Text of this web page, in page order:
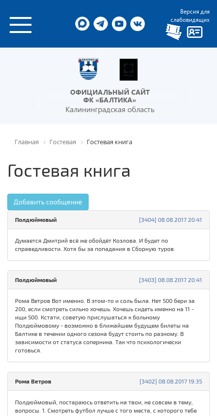
Версия для
слабовидящих
ОФИЦИАЛЬНЫЙ САЙТ
ФК «БАЛТИКА»
Калининградская область
Главная Гостевая Гостевая книга
Гостевая книга
Добавить сообщение
[3404] 08.08.2017 20:41
Полдюймовый
Думается Дмитрий всё же обойдёт Козлова. И будет по
справедливости. Хотя бы за попадания в Сборную туров.
[3403] 08.08.2017 20:41
Полдюймовый
Рома Ветров Вот именно. В этом-то и соль была. Нет 500 бери за
200, если смотреть сильно хочешь. Хочешь сидеть именно на 11 -
ищи 500. Кстати, советую прислушаться к больному
Полдюймовому - возможно в ближайшем будущем билеты на
Балтике в течении одного сезона будут стоить по разному. В
зависимости от статуса соперника. Так что психологически
готовься.
[3402] 08.08.2017 19:35
Рома Ветров
Полдюймовый, постараюсь ответить на твои, не совсем в тему,
вопросы. 1. Смотреть футбол лучше с того места, с которого тебе